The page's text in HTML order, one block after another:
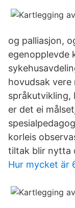
og palliasjon,
egenopplevde
hovudsak
språkutvikling,
er det ei
korleis
tiltak blir nytta
Hur mycket är